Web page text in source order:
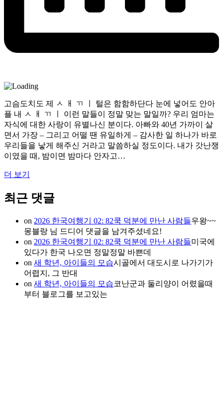
고슴도치도 제 ㅅ ㅐ ㄲ ㅣ 털은 함함하단다 눈에 넣어도 안아
플 내 ㅅ ㅐ ㄲ ㅣ 이런 말들이 정말 맞는 말일까? 우리 엄마는
자식에 대한 사랑이 유별나신 분이다. 아빠와 40년 가까이 살
면서 가장 – 그리고 어떨 땐 유일하게 – 감사한 일 하나가 바로
우리들을 낳게 해주신 거라고 말씀하실 정도이다. 내가 갓난쟁
이였을 때, 밤이면 밤마다 안자고…
더 보기
최근 댓글
on 2026 한국여행기 02: 82쿡 덕분에 만난 사람들우왕~~
몽블랑 님 드디어 댓글을 남겨주셨네요!
on 2026 한국여행기 02: 82쿡 덕분에 만난 사람들미국에
있다가 한국 나오면 정말정말 바쁜데
on 새 학년, 아이들의 모습시골에서 대도시로 나가기가
어렵지, 그 반대
on 새 학년, 아이들의 모습코난군과 둘리양이 어렸을때
부터 블로그를 보고있는